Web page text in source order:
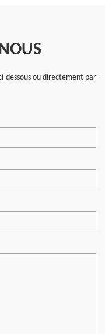
dessous ou directement par